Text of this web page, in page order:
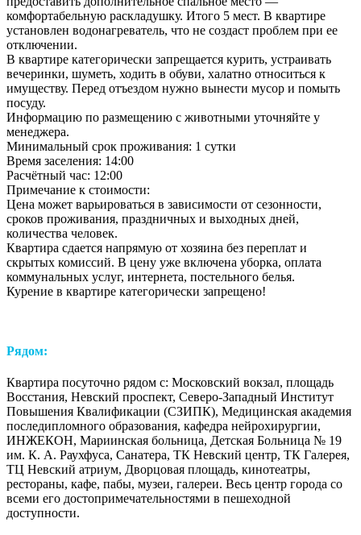
комфортабельную раскладушку. Итого 5 мест. В квартире
установлен водонагреватель, что не создаст проблем при ее
отключении.
В квартире категорически запрещается курить, устраивать
вечеринки, шуметь, ходить в обуви, халатно относиться к
имуществу. Перед отъездом нужно вынести мусор и помыть
посуду.
Информацию по размещению с животными уточняйте у
менеджера.
Минимальный срок проживания: 1 сутки
Время заселения: 14:00
Расчётный час: 12:00
Примечание к стоимости:
Цена может варьироваться в зависимости от сезонности,
сроков проживания, праздничных и выходных дней,
количества человек.
Квартира сдается напрямую от хозяина без переплат и
скрытых комиссий. В цену уже включена уборка, оплата
коммунальных услуг, интернета, постельного белья.
Курение в квартире категорически запрещено!
Рядом:
Квартира посуточно рядом с: Московский вокзал, площадь
Восстания, Невский проспект, Северо-Западный Институт
Повышения Квалификации (СЗИПК), Медицинская академия
последипломного образования, кафедра нейрохирургии,
ИНЖЕКОН, Мариинская больница, Детская Больница № 19
им. К. А. Раухфуса, Санатера, ТК Невский центр, ТК Галерея,
ТЦ Невский атриум, Дворцовая площадь, кинотеатры,
рестораны, кафе, пабы, музеи, галереи. Весь центр города со
всеми его достопримечательностями в пешеходной
доступности.